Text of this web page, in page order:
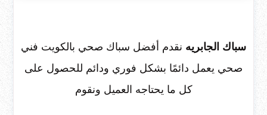
سباك الجابريه نقدم أفضل سباك صحي بالكويت فني
صحي يعمل دائمًا بشكل فوري ودائم للحصول على
كل ما يحتاجه العميل ونقوم